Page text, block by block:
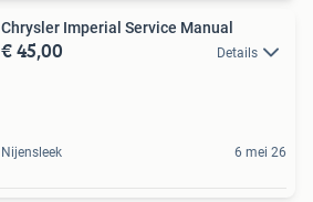
Chrysler Imperial Service Manual
€ 45,00 Details
Nijensleek 6 mei 26